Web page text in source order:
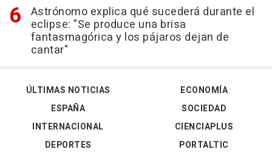
Astrónomo explica qué sucederá durante el
eclipse: "Se produce una brisa
fantasmagórica y los pájaros dejan de
cantar"
ÚLTIMAS NOTICIAS
ESPAÑA
INTERNACIONAL
DEPORTES
ECONOMÍA
SOCIEDAD
CIENCIAPLUS
PORTALTIC